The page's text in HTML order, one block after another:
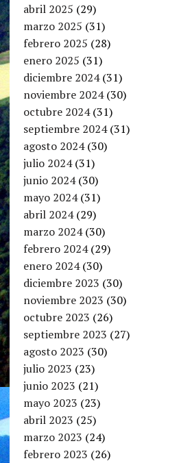
abril 2025 (29)
marzo 2025 (31)
febrero 2025 (28)
enero 2025 (31)
diciembre 2024(31)
noviembre 2024(30)
octubre 2024(31)
septiembre 2024(31)
agosto 2024(30)
julio 2024(31)
junio 2024(30)
mayo 2024(31)
abril 2024(29)
marzo 2024(30)
febrero 2024(29)
enero 2024(30)
diciembre 2023 (30)
noviembre 2023 (30)
octubre 2023 (26)
septiembre 2023 (27)
agosto 2023 (30)
julio 2023 (23)
junio 2023 (21)
mayo 2023 (23)
abril 2023 (25)
marzo 2023 (24)
febrero 2023 (26)